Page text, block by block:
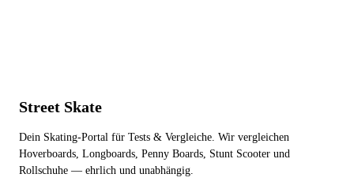
Street Skate
Dein Skating-Portal für Tests & Vergleiche. Wir vergleichen
Hoverboards, Longboards, Penny Boards, Stunt Scooter und
Rollschuhe — ehrlich und unabhängig.